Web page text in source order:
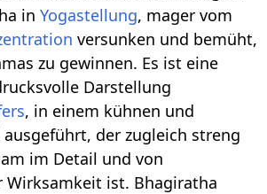
inYogastellung, mager vom
versunken und bemüht,
zu gewinnen. Es ist eine
Darstellung
, in einem kühnen und
der zugleich streng
im Detail und von
Wirksamkeit ist. Bhagiratha